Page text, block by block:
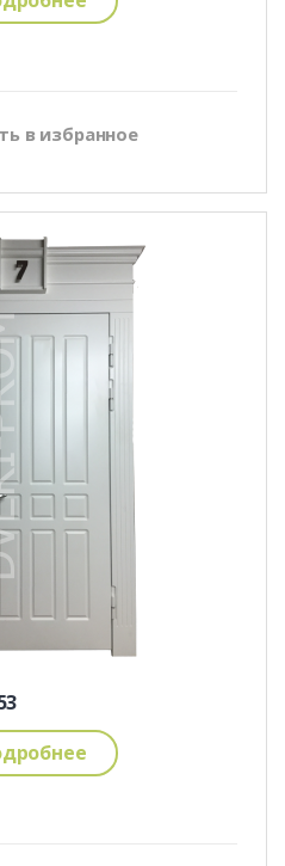
в избранное